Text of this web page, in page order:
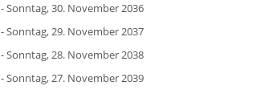
- Sonntag, 30. November 2036
- Sonntag, 29. November 2037
- Sonntag, 28. November 2038
- Sonntag, 27. November 2039